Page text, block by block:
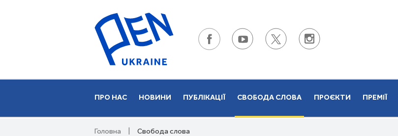
ПРО НАС НОВИНИ ПУБЛІКАЦІЇ СВОБОДА СЛОВА ПРОЄКТИ ПРЕМІЇ
Головна Свобода слова